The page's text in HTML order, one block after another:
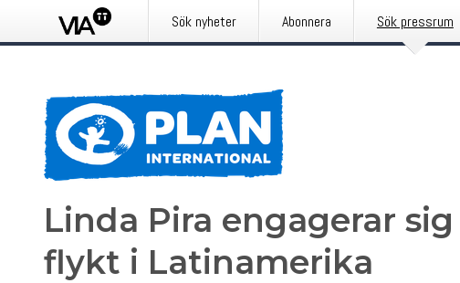
Sök nyheter Abonnera Sök pressrum
Linda Pira engagerar
flykt i Latinamerika